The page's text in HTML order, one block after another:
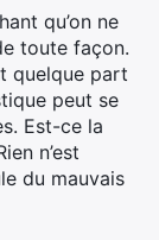
qu’on ne
toute façon.
quelque part
peut se
Est-ce la
n’est
du mauvais